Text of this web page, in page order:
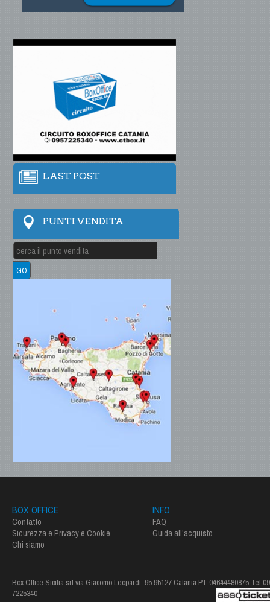
LAST POST
PUNTI VENDITA
BOX OFFICE
Contatto
Sicurezza e Privacy e Cookie
Chi siamo
INFO
FAQ
Guida all'acquisto
Box Office Sicilia srl via Giacomo Leopardi, 95 95127 Catania P.I. 04644480875 Tel
7225340